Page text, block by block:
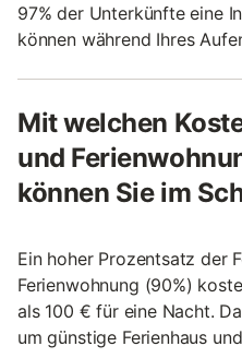
97% der Unterkünfte eine
können während Ihres
Mit welchen
und
können Sie im
Ein hoher Prozentsatz der
Ferienwohnung (90%)
als 100 € für eine Nacht.
um günstige Ferienhaus